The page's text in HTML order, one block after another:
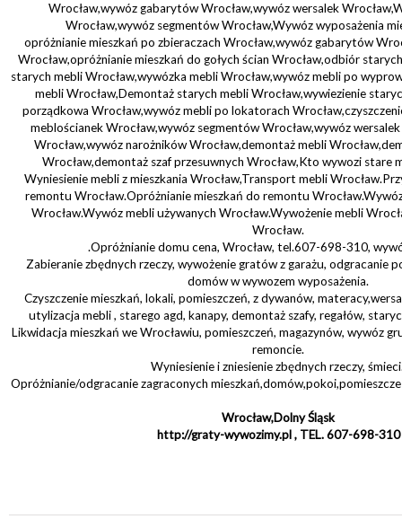
Wrocław,wywóz gabarytów Wrocław,wywóz wersalek
Wrocław,wywóz segmentów Wrocław,Wywóz wyposażenia
opróżnianie mieszkań po zbieraczach Wrocław,wywóz gabarytów
Wrocław,opróżnianie mieszkań do gołych ścian Wrocław,odbiór
starych mebli Wrocław,wywózka mebli Wrocław,wywóz mebli po
mebli Wrocław,Demontaż starych mebli Wrocław,wywiezienie
porządkowa Wrocław,wywóz mebli po lokatorach
meblościanek Wrocław,wywóz segmentów Wrocław,wywóz
Wrocław,wywóz narożników Wrocław,demontaż mebli
Wrocław,demontaż szaf przesuwnych Wrocław,Kto wywozi stare
Wyniesienie mebli z mieszkania Wrocław,Transport mebli
remontu Wrocław.Opróżnianie mieszkań do remontu
Wrocław.Wywóz mebli używanych Wrocław.Wywożenie mebli
Wrocław.
.Opróżnianie domu cena, Wrocław, tel.607-698-310,
Zabieranie zbędnych rzeczy, wywożenie gratów z garażu, odgracanie
domów w wywozem wyposażenia.
Czyszczenie mieszkań, lokali, pomieszczeń, z dywanów,
utylizacja mebli , starego agd, kanapy, demontaż szafy, regałów,
Likwidacja mieszkań we Wrocławiu, pomieszczeń, magazynów, wywóz
remoncie.
Wyniesienie i zniesienie zbędnych rzeczy,
Opróżnianie/odgracanie zagraconych
Wrocław,Dolny Śląsk
http://graty-wywozimy.pl , TEL. 607-698-310